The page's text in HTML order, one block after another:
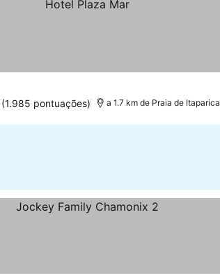
(1.985 pontuações) a 1.7 km de Praia de Itaparica